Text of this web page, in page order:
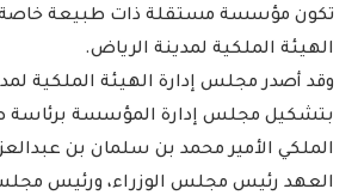
تكون مؤسسة مستقلة ذات طبيعة
الهيئة الملكية لمدينة الرياض.
وقد أصدر مجلس إدارة الهيئة الملكية
بتشكيل مجلس إدارة المؤسسة
الملكي الأمير محمد بن سلمان بن
العهد رئيس مجلس الوزراء، ورئيس مجلس